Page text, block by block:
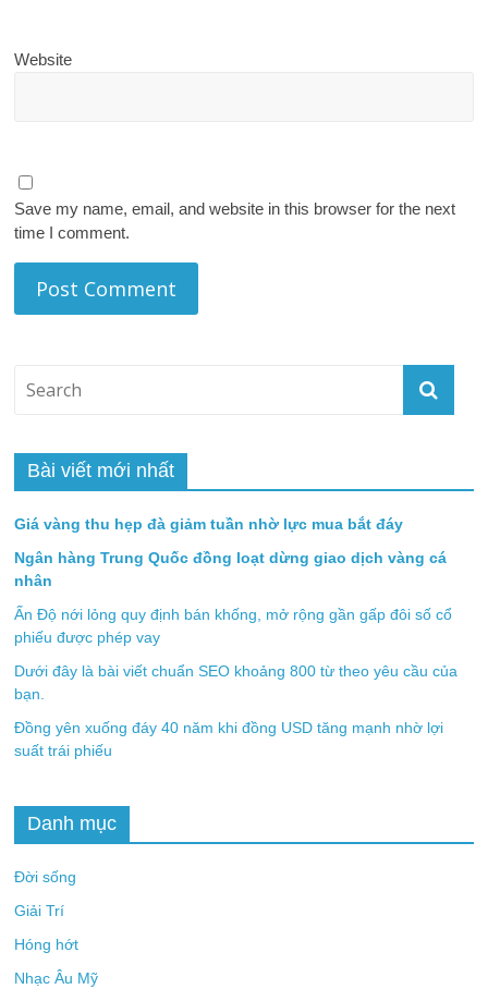
Website
Save my name, email, and website in this browser for the next
time I comment.
Bài viết mới nhất
Giá vàng thu hẹp đà giảm tuần nhờ lực mua bắt đáy
Ngân hàng Trung Quốc đồng loạt dừng giao dịch vàng cá
nhân
Ấn Độ nới lỏng quy định bán khống, mở rộng gần gấp đôi số cổ
phiếu được phép vay
Dưới đây là bài viết chuẩn SEO khoảng 800 từ theo yêu cầu của
bạn.
Đồng yên xuống đáy 40 năm khi đồng USD tăng mạnh nhờ lợi
suất trái phiếu
Danh mục
Đời sống
Giải Trí
Hóng hớt
Nhạc Âu Mỹ